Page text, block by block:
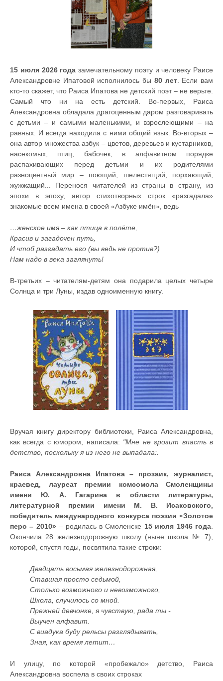
15 июля 2026 года замечательному поэту и человеку Раисе
Александровне Ипатовой исполнилось бы 80 лет. Если вам
кто-то скажет, что Раиса Ипатова не детский поэт – не верьте.
Самый что ни на есть детский. Во-первых, Раиса
Александровна обладала драгоценным даром разговаривать
с детьми – и самыми маленькими, и взрослеющими – на
равных. И всегда находила с ними общий язык. Во-вторых –
она автор множества азбук – цветов, деревьев и кустарников,
насекомых, птиц, бабочек, в алфавитном порядке
распахивающих перед детьми и их родителями
разноцветный мир – поющий, шелестящий, порхающий,
жужжащий... Перенося читателей из страны в страну, из
эпохи в эпоху, автор стихотворных строк «разгадала»
знакомые всем имена в своей «Азбуке имён», ведь
…женское имя – как птица в полёте,
Красив и загадочен путь,
И чтоб разгадать его (вы ведь не против?)
Нам надо в века заглянуть!
В-третьих – читателям-детям она подарила целых четыре
Солнца и три Луны, издав одноименную книгу.
Вручая книгу директору библиотеки, Раиса Александровна,
как всегда с юмором, написала: "Мне не грозит впасть в
детство, поскольку я из него не выпадала:.
Раиса Александровна Ипатова – прозаик, журналист,
краевед, лауреат премии комсомола Смоленщины
имени Ю. А. Гагарина в области литературы,
литературной премии имени М. В. Исаковского,
победитель международного конкурса поэзии «Золотое
перо – 2010» – родилась в Смоленске 15 июля 1946 года
Окончила 28 железнодорожную школу (ныне школа № 7),
которой, спустя годы, посвятила такие строки:
Двадцать восьмая железнодорожная,
Ставшая просто седьмой,
Столько возможного и невозможного,
Школа, случилось со мной.
Прежней девчонке, я чувствую, рада ты -
Выучен алфавит.
С виадука буду рельсы разглядывать,
Зная, как время летит…
И улицу, по которой «пробежало» детство, Раиса
Александровна воспела в своих строках